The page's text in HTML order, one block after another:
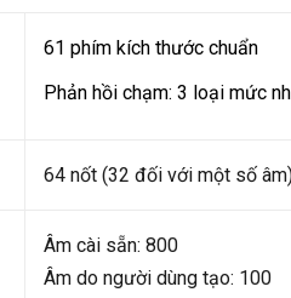
61 phím kích thước chuẩn
Phản hồi chạm: 3 loại mức
64 nốt (32 đối với một số
Âm cài sẵn: 800
Âm do người dùng tạo: 100